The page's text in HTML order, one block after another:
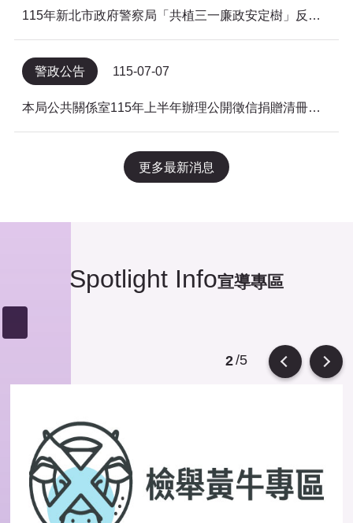
115年新北市政府警察局「共植三一廉政安定樹」反貪倡廉有獎徵答得獎名單公告
警政公告 115-07-07
本局公共關係室115年上半年辦理公開徵信捐贈清冊及明細表，依公益勸募條例公告。
更多最新消息
Spotlight Info宣導專區
3/5